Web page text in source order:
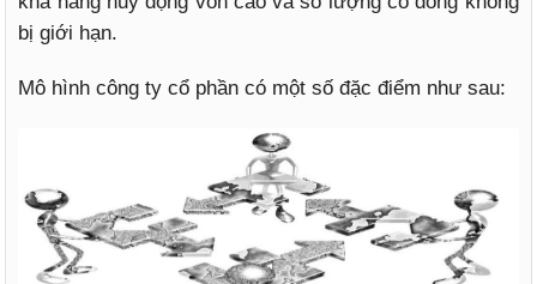
bị giới hạn.
Mô hình công ty cổ phần có một số đặc điểm như sau: